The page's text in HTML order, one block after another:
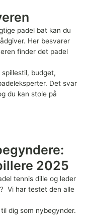
padel bat kan du
Her besvarer
finder det padel
budget,
Det svar
du kan stole på
2025
tennis dille og leder
Vi har testet den alle
dig som nybegynder.